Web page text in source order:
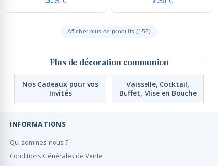
Afficher plus de produits (155)
Plus de décoration communion
Nos Cadeaux pour vos
Invités
Vaisselle, Cocktail,
Buffet, Mise en Bouche
INFORMATIONS
Qui sommes-nous ?
Conditions Générales de Vente